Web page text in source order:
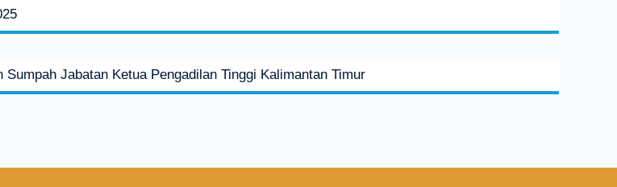
Jabatan Ketua Pengadilan Tinggi Kalimantan Timur